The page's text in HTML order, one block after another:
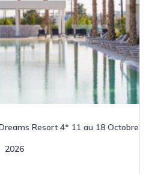
Resort 4* 11 au 18 Octobre
2026